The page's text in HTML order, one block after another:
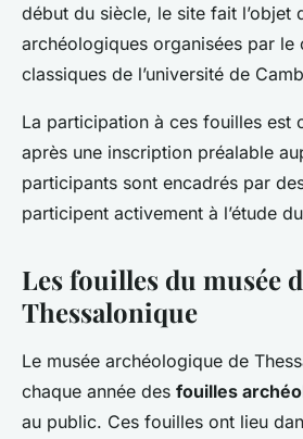
début du siècle, le site fait l’objet
archéologiques organisées par le
classiques de l’université de
La participation à ces fouilles est
après une inscription préalable
participants sont encadrés par
participent activement à l’étude
Les fouilles du musée
Thessalonique
Le musée archéologique de
chaque année des fouilles
au public. Ces fouilles ont lieu